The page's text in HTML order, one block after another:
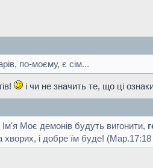
по-моєму, є сім...
і чи не значить те, що ці
Моє демонів будуть вигонити,
і добре їм буде! (Мар.17:18